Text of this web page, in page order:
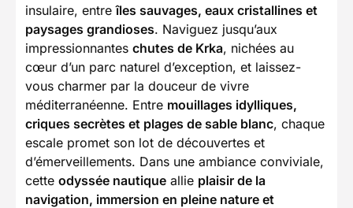
insulaire, entreîles sauvages, eaux cristallines et
paysages grandioses. Naviguez jusqu’aux
impressionnantes chutes de Krka, nichées au
cœur d’un parc naturel d’exception, et laissez-
vous charmer par la douceur de vivre
méditerranéenne. Entre mouillages idylliques,
criques secrètes et plages de sable blanc, chaque
escale promet son lot de découvertes et
d’émerveillements. Dans une ambiance conviviale,
cette odyssée nautique allie plaisir de la
navigation, immersion en pleine nature et